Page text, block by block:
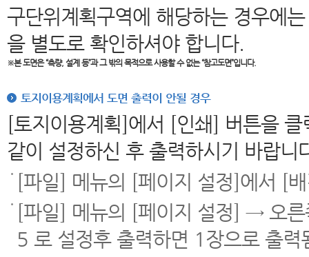
구단위계획구역에 해당하는 경우에
을 별도로 확인하셔야 합니다.
※본 도면은“측량, 설계 등”과 그 밖의 목적으로 사용할 수 없는 “참고도면”입니다.
토지이용계획에서 도면 출력이 안될 경우
[토지이용계획]에서 [인쇄] 버튼을
같이 설정하신 후 출력하시기 바랍니
[파일] 메뉴의 [페이지 설정]에서 [
[파일] 메뉴의 [페이지 설정] → 오
5 로 설정후 출력하면 1장으로 출력